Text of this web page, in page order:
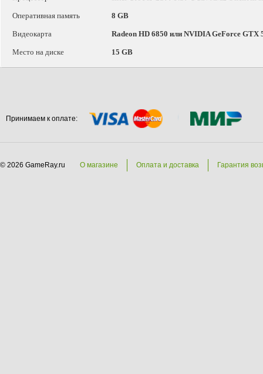
Оперативная память 8 GB
Видеокарта Radeon HD 6850 или NVIDIA GeForce GTX
Место на диске 15 GB
Принимаем к оплате:
© 2026 GameRay.ru О магазине Оплата и доставка Гарантия